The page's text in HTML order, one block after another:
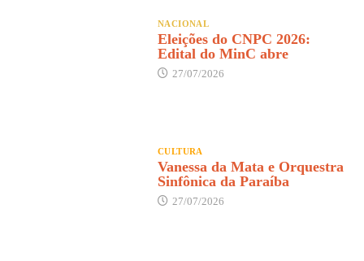
NACIONAL
Eleições do CNPC 2026:
Edital do MinC abre
27/07/2026
CULTURA
Vanessa da Mata e Orquestra
Sinfônica da Paraíba
27/07/2026